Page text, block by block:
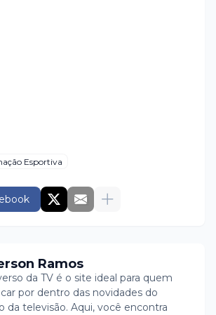
Esportiva
Ramos
da TV é o site ideal para quem
por dentro das novidades do
da televisão. Aqui, você encontra